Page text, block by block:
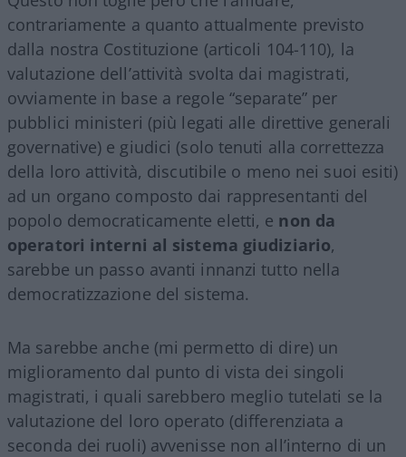
contrariamente a quanto attualmente previsto
dalla nostra Costituzione (articoli 104-110), la
valutazione dell’attività svolta dai magistrati,
ovviamente in base a regole “separate” per
pubblici ministeri (più legati alle direttive generali
governative) e giudici (solo tenuti alla correttezza
della loro attività, discutibile o meno nei suoi esiti)
ad un organo composto dai rappresentanti del
popolo democraticamente eletti, e non da
operatori interni al sistema giudiziario,
sarebbe un passo avanti innanzi tutto nella
democratizzazione del sistema.
Ma sarebbe anche (mi permetto di dire) un
miglioramento dal punto di vista dei singoli
magistrati, i quali sarebbero meglio tutelati se la
valutazione del loro operato (differenziata a
seconda dei ruoli) avvenisse non all’interno di un